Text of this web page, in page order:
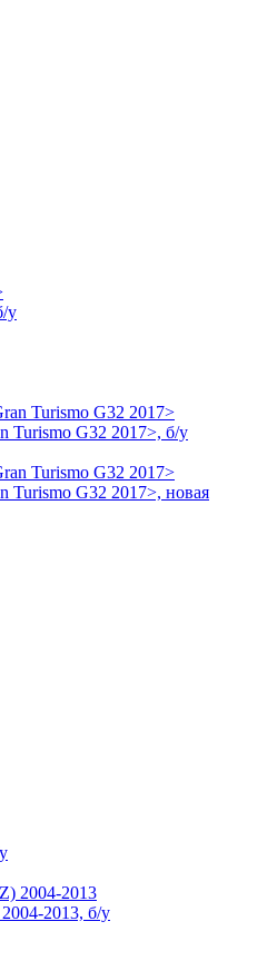
у
Turismo G32 2017>, б/у
Turismo G32 2017>, новая
2013, б/у